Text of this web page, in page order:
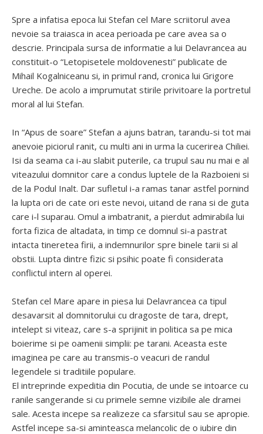
Spre a infatisa epoca lui Stefan cel Mare scriitorul avea
nevoie sa traiasca in acea perioada pe care avea sa o
descrie. Principala sursa de informatie a lui Delavrancea au
constituit-o “Letopisetele moldovenesti” publicate de
Mihail Kogalniceanu si, in primul rand, cronica lui Grigore
Ureche. De acolo a imprumutat stirile privitoare la portretul
moral al lui Stefan.
In “Apus de soare” Stefan a ajuns batran, tarandu-si tot mai
anevoie piciorul ranit, cu multi ani in urma la cucerirea Chiliei.
Isi da seama ca i-au slabit puterile, ca trupul sau nu mai e al
viteazului domnitor care a condus luptele de la Razboieni si
de la Podul Inalt. Dar sufletul i-a ramas tanar astfel pornind
la lupta ori de cate ori este nevoi, uitand de rana si de guta
care i-l suparau. Omul a imbatranit, a pierdut admirabila lui
forta fizica de altadata, in timp ce domnul si-a pastrat
intacta tineretea firii, a indemnurilor spre binele tarii si al
obstii. Lupta dintre fizic si psihic poate fi considerata
conflictul intern al operei.
Stefan cel Mare apare in piesa lui Delavrancea ca tipul
desavarsit al domnitorului cu dragoste de tara, drept,
intelept si viteaz, care s-a sprijinit in politica sa pe mica
boierime si pe oamenii simplii: pe tarani. Aceasta este
imaginea pe care au transmis-o veacuri de randul
legendele si traditiile populare.
El intreprinde expeditia din Pocutia, de unde se intoarce cu
ranile sangerande si cu primele semne vizibile ale dramei
sale. Acesta incepe sa realizeze ca sfarsitul sau se apropie.
Astfel incepe sa-si aminteasca melancolic de o iubire din